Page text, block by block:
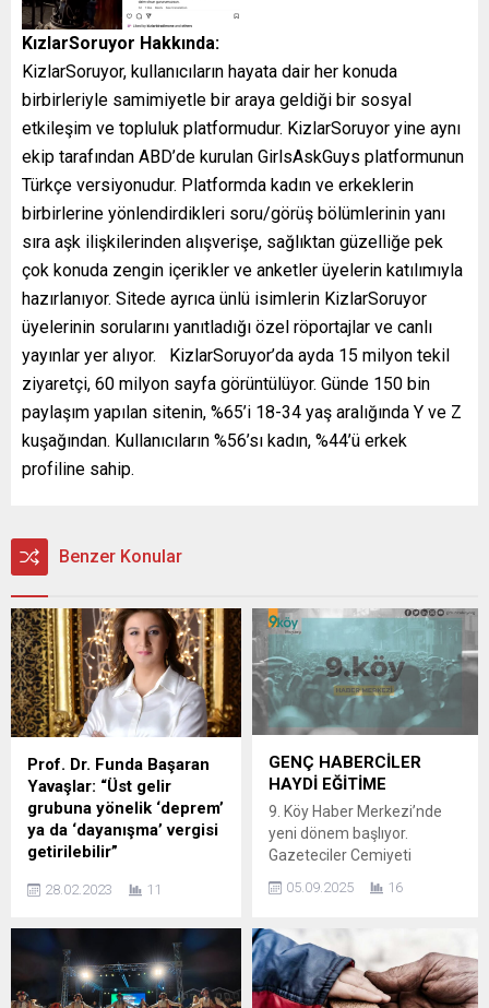
KızlarSoruyor Hakkında:
KizlarSoruyor, kullanıcıların hayata dair her konuda
birbirleriyle samimiyetle bir araya geldiği bir sosyal
etkileşim ve topluluk platformudur. KizlarSoruyor yine aynı
ekip tarafından ABD’de kurulan GirlsAskGuys platformunun
Türkçe versiyonudur. Platformda kadın ve erkeklerin
birbirlerine yönlendirdikleri soru/görüş bölümlerinin yanı
sıra aşk ilişkilerinden alışverişe, sağlıktan güzelliğe pek
çok konuda zengin içerikler ve anketler üyelerin katılımıyla
hazırlanıyor. Sitede ayrıca ünlü isimlerin KizlarSoruyor
üyelerinin sorularını yanıtladığı özel röportajlar ve canlı
yayınlar yer alıyor. KizlarSoruyor’da ayda 15 milyon tekil
ziyaretçi, 60 milyon sayfa görüntülüyor. Günde 150 bin
paylaşım yapılan sitenin, %65’i 18-34 yaş aralığında Y ve Z
kuşağından. Kullanıcıların %56’sı kadın, %44’ü erkek
profiline sahip.
Benzer Konular
Prof. Dr. Funda Başaran
Yavaşlar: “Üst gelir
grubuna yönelik ‘deprem’
ya da ‘dayanışma’ vergisi
getirilebilir”
meydana gelen ve 11 ilde
depremler sonrası oluşan
ekonomik hasarı onarmak
için finansman ihtiyacı
28.02.2023 11
GENÇ HABERCİLER
HAYDİ EĞİTİME
9. Köy Haber Merkezi’nde
yeni dönem başlıyor.
Gazeteciler Cemiyeti
Norveç Büyükelçiliği
proje kapsamında, genç
gazetecilere özel haber
üretebilmeleri için eğitim ve
05.09.2025 16